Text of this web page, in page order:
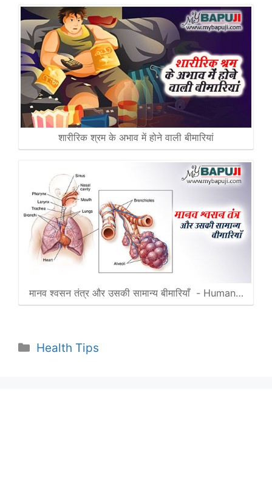
शारीरिक श्रम के अभाव में होने वाली बीमारियां
मानव श्वसन तंत्र और उसकी सामान्य बीमारियाँ - Human…
Categories
Health Tips